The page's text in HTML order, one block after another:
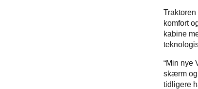
komfort
kabine
“Min nye
skærm og
tidligere